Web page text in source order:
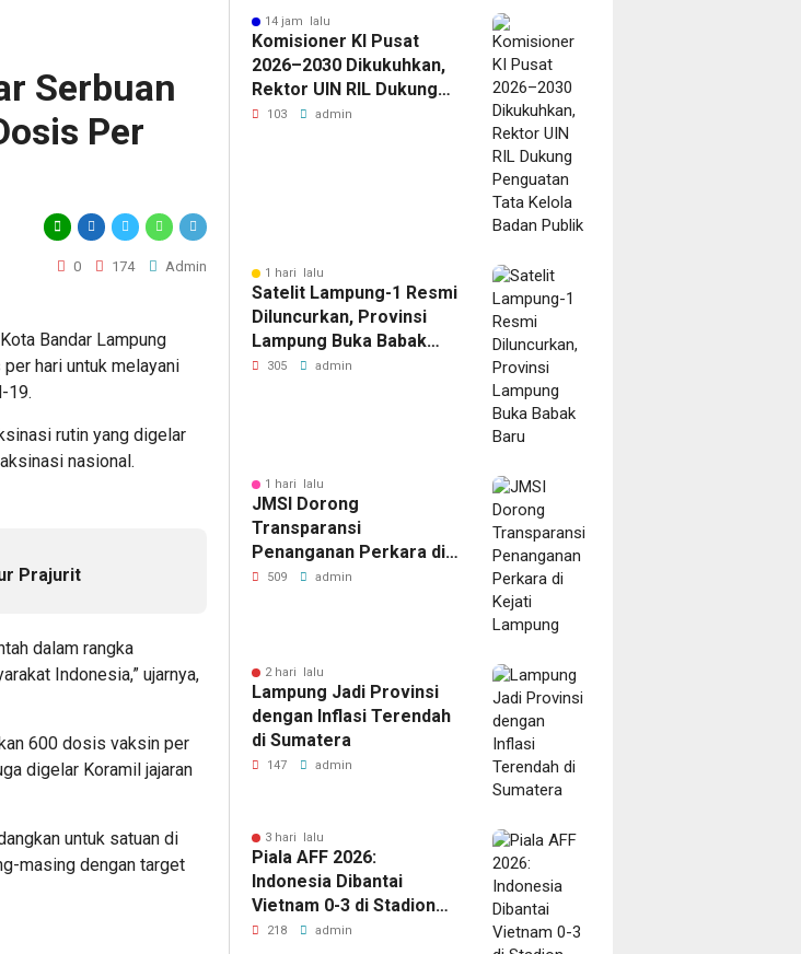
Serbuan
Per
0 174 Admin
Bandar Lampung
hari untuk melayani
19.
rutin yang digelar
nasional.
Prajurit
dalam rangka
Indonesia,” ujarnya,
600 dosis vaksin per
digelar Koramil jajaran
untuk satuan di
masing dengan target
14 jam lalu
Komisioner KI Pusat
2026–2030 Dikukuhkan,
Rektor UIN RIL Dukung
Penguatan Tata Kelola
103 admin
1 hari lalu
Satelit Lampung-1 Resmi
Diluncurkan, Provinsi
Lampung Buka Babak
Baru
305 admin
1 hari lalu
JMSI Dorong
Transparansi
Penanganan Perkara di
Kejati Lampung
509 admin
2 hari lalu
Lampung Jadi Provinsi
dengan Inflasi Terendah
di Sumatera
147 admin
3 hari lalu
Piala AFF 2026:
Indonesia Dibantai
Vietnam 0-3 di Stadion
Pakansari
218 admin